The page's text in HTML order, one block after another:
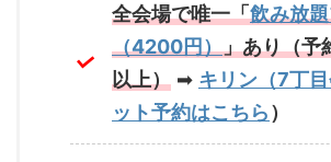
全会場で唯一「飲み放
（4200円）」あり（予
以上） ➡ キリン（7丁目
ット予約はこちら）